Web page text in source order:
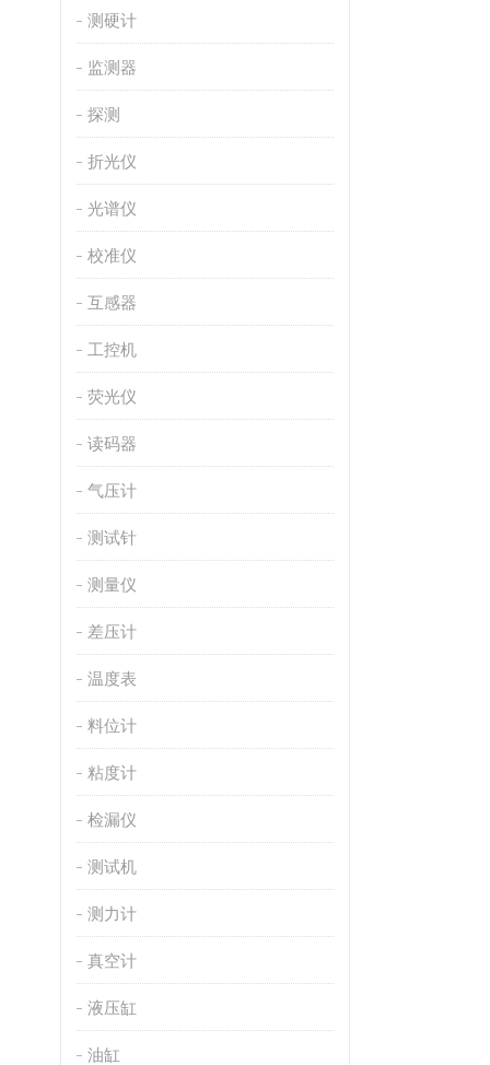
测硬计
监测器
探测
折光仪
光谱仪
校准仪
互感器
工控机
荧光仪
读码器
气压计
测试针
测量仪
差压计
温度表
料位计
粘度计
检漏仪
测试机
测力计
真空计
液压缸
油缸